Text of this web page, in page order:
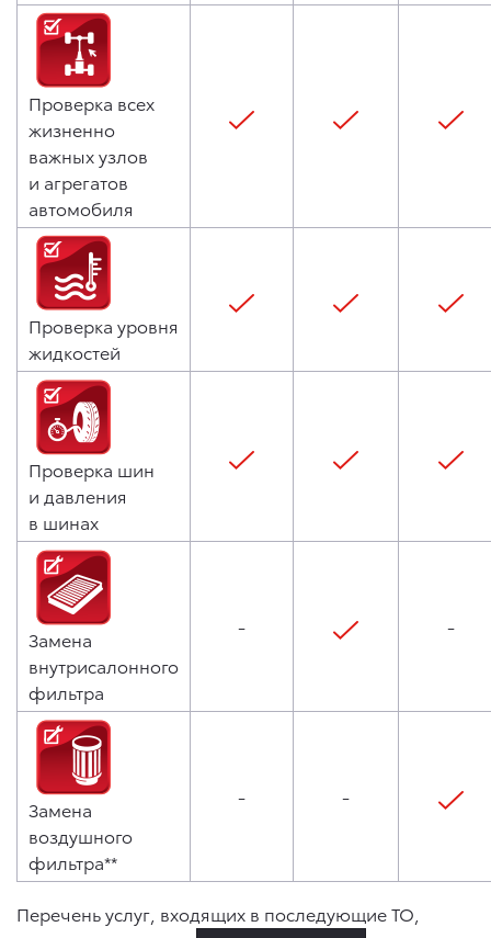
Проверка всех
жизненно
важных узлов
и агрегатов
автомобиля
Проверка уровня
жидкостей
Проверка шин
и давления
в шинах
Замена
внутрисалонного
фильтра
- -
Замена
воздушного
фильтра**
- -
Перечень услуг, входящих в последующие ТО,